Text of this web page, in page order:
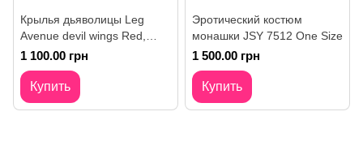
Крылья дьяволицы Leg
Avenue devil wings Red,
настоящие перья
1 100.00 грн
Купить
Эротический костюм
монашки JSY 7512 One Size
1 500.00 грн
Купить